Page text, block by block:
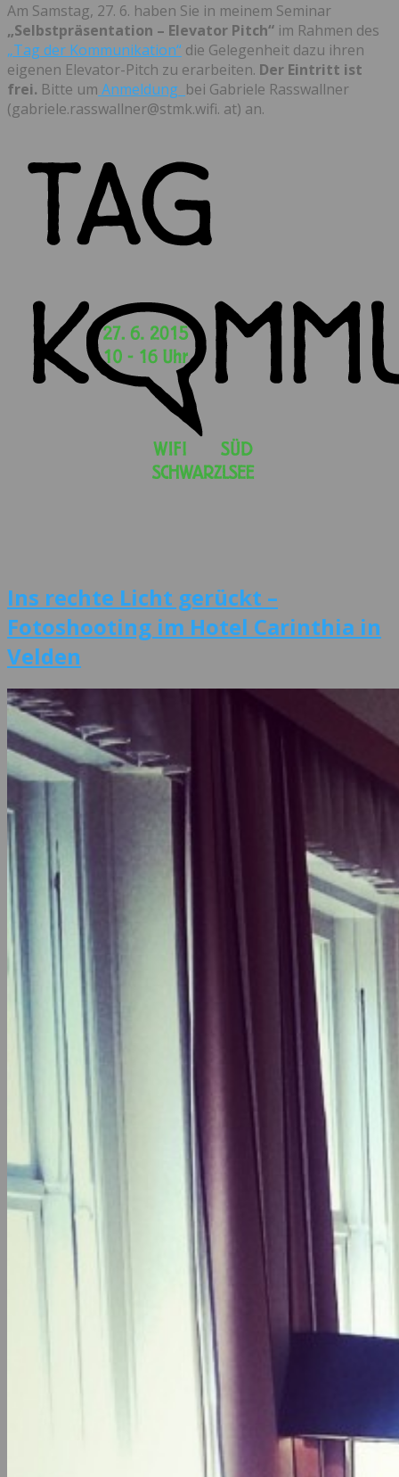
Am Samstag, 27. 6. haben Sie in meinem Seminar
„Selbstpräsentation – Elevator Pitch“ im Rahmen des
„Tag der Kommunikation“ die Gelegenheit dazu ihren
eigenen Elevator-Pitch zu erarbeiten. Der Eintritt ist
frei. Bitte um Anmeldung bei Gabriele Rasswallner
(gabriele.rasswallner@stmk.wifi. at) an.
Ins rechte Licht gerückt –
Fotoshooting im Hotel Carinthia in
Velden